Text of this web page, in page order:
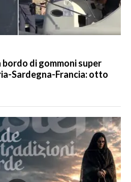
di gommoni super
Sardegna-Francia: otto